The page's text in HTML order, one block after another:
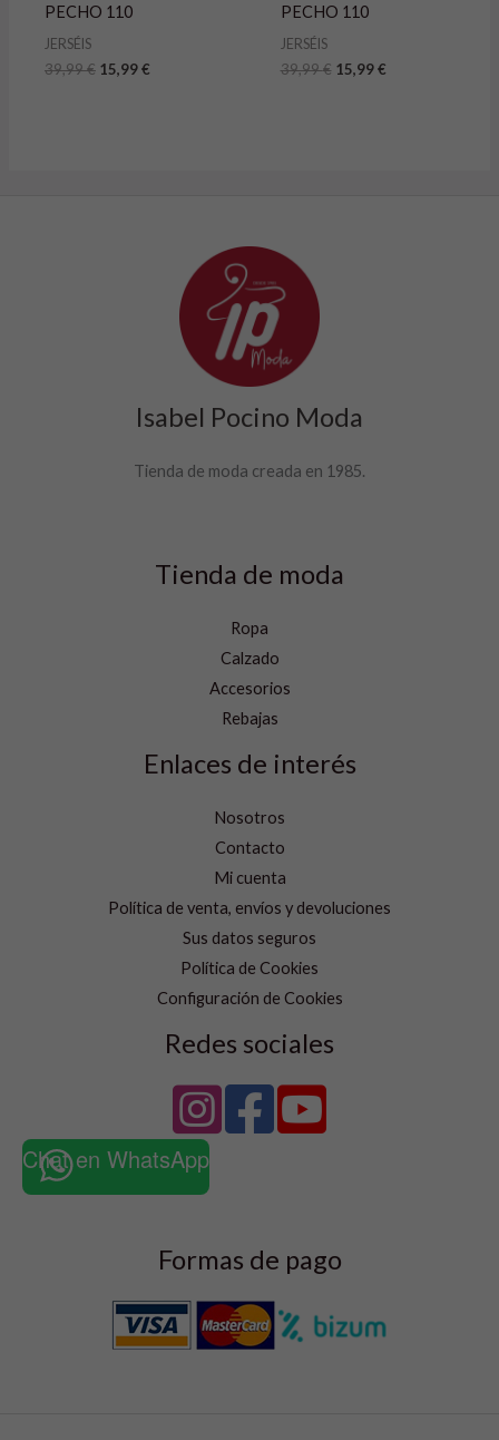
PECHO 110
JERSÉIS
39,99€ 15,99€
PECHO 110
JERSÉIS
39,99€ 15,99€
Isabel Pocino Moda
Tienda de moda creada en 1985.
Tienda de moda
Ropa
Calzado
Accesorios
Rebajas
Enlaces de interés
Nosotros
Contacto
Mi cuenta
Política de venta, envíos y devoluciones
Sus datos seguros
Política de Cookies
Configuración de Cookies
Redes sociales
Chat en WhatsApp
Formas de pago